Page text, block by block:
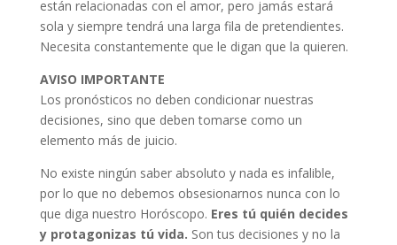
están relacionadas con el amor, pero jamás estará
sola y siempre tendrá una larga fila de pretendientes.
Necesita constantemente que le digan que la quieren.
AVISO IMPORTANTE
Los pronósticos no deben condicionar nuestras
decisiones, sino que deben tomarse como un
elemento más de juicio.
No existe ningún saber absoluto y nada es infalible,
por lo que no debemos obsesionarnos nunca con lo
que diga nuestro Horóscopo. Eres tú quién decides
y protagonizas tú vida. Son tus decisiones y no la